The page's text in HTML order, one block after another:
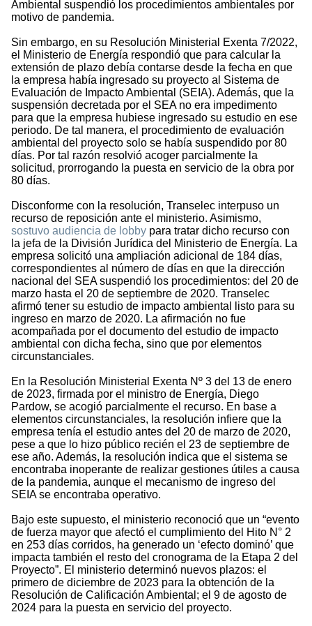
Ambiental suspendió los procedimientos ambientales por
motivo de pandemia.
Sin embargo, en su Resolución Ministerial Exenta 7/2022,
el Ministerio de Energía respondió que para calcular la
extensión de plazo debía contarse desde la fecha en que
la empresa había ingresado su proyecto al Sistema de
Evaluación de Impacto Ambiental (SEIA). Además, que la
suspensión decretada por el SEA no era impedimento
para que la empresa hubiese ingresado su estudio en ese
periodo. De tal manera, el procedimiento de evaluación
ambiental del proyecto solo se había suspendido por 80
días. Por tal razón resolvió acoger parcialmente la
solicitud, prorrogando la puesta en servicio de la obra por
80 días.
Disconforme con la resolución, Transelec interpuso un
recurso de reposición ante el ministerio. Asimismo,
sostuvo audiencia de lobby para tratar dicho recurso con
la jefa de la División Jurídica del Ministerio de Energía. La
empresa solicitó una ampliación adicional de 184 días,
correspondientes al número de días en que la dirección
nacional del SEA suspendió los procedimientos: del 20 de
marzo hasta el 20 de septiembre de 2020. Transelec
afirmó tener su estudio de impacto ambiental listo para su
ingreso en marzo de 2020. La afirmación no fue
acompañada por el documento del estudio de impacto
ambiental con dicha fecha, sino que por elementos
circunstanciales.
En la Resolución Ministerial Exenta Nº 3 del 13 de enero
de 2023, firmada por el ministro de Energía, Diego
Pardow, se acogió parcialmente el recurso. En base a
elementos circunstanciales, la resolución infiere que la
empresa tenía el estudio antes del 20 de marzo de 2020,
pese a que lo hizo público recién el 23 de septiembre de
ese año. Además, la resolución indica que el sistema se
encontraba inoperante de realizar gestiones útiles a causa
de la pandemia, aunque el mecanismo de ingreso del
SEIA se encontraba operativo.
Bajo este supuesto, el ministerio reconoció que un “evento
de fuerza mayor que afectó el cumplimiento del Hito N° 2
en 253 días corridos, ha generado un ‘efecto dominó’ que
impacta también el resto del cronograma de la Etapa 2 del
Proyecto”. El ministerio determinó nuevos plazos: el
primero de diciembre de 2023 para la obtención de la
Resolución de Calificación Ambiental; el 9 de agosto de
2024 para la puesta en servicio del proyecto.